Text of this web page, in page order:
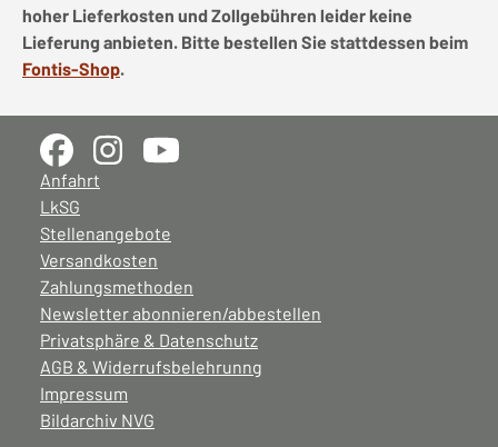
hoher Lieferkosten und Zollgebühren leider keine
Lieferung anbieten. Bitte bestellen Sie stattdessen beim
Fontis-Shop.
Anfahrt
LkSG
Stellenangebote
Versandkosten
Zahlungsmethoden
Newsletter abonnieren/abbestellen
Privatsphäre & Datenschutz
AGB & Widerrufsbelehrunng
Impressum
Bildarchiv NVG